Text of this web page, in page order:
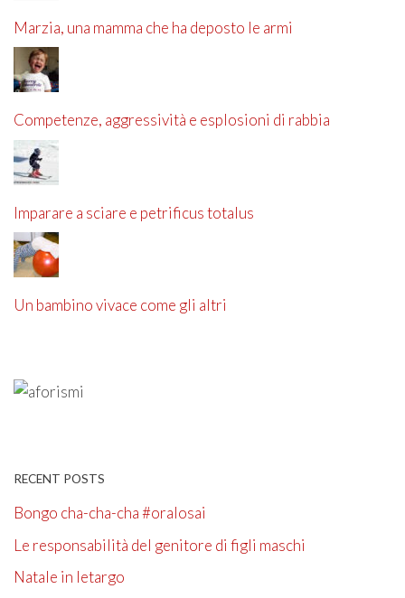
Marzia, una mamma che ha deposto le armi
Competenze, aggressività e esplosioni di rabbia
Imparare a sciare e petrificus totalus
Un bambino vivace come gli altri
RECENT POSTS
Bongo cha-cha-cha #oralosai
Le responsabilità del genitore di figli maschi
Natale in letargo